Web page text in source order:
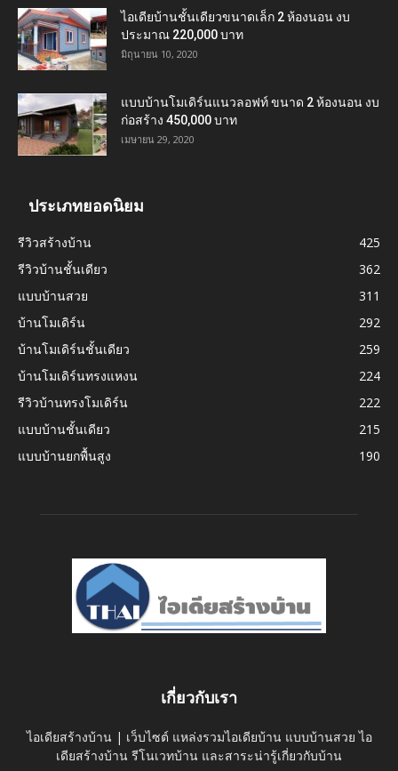
ไอเดียบ้านชั้นเดียวขนาดเล็ก 2 ห้องนอน งบ
ประมาณ 220,000 บาท
มิถุนายน 10, 2020
แบบบ้านโมเดิร์นแนวลอฟท์ ขนาด 2 ห้องนอน งบ
ก่อสร้าง 450,000 บาท
เมษายน 29, 2020
ประเภทยอดนิยม
รีวิวสร้างบ้าน
425
รีวิวบ้านชั้นเดียว
362
แบบบ้านสวย
311
บ้านโมเดิร์น
292
บ้านโมเดิร์นชั้นเดียว
259
บ้านโมเดิร์นทรงแหงน
224
รีวิวบ้านทรงโมเดิร์น
222
แบบบ้านชั้นเดียว
215
แบบบ้านยกพื้นสูง
190
เกี่ยวกับเรา
ไอเดียสร้างบ้าน | เว็บไซต์ แหล่งรวมไอเดียบ้าน แบบบ้านสวย ไอ
เดียสร้างบ้าน รีโนเวทบ้าน และสาระน่ารู้เกี่ยวกับบ้าน